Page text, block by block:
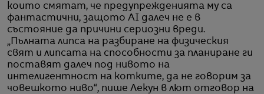
които смятат, че предупрежденията му са
фантастични, защото AI далеч не е в
състояние да причини сериозни вреди.
„Пълната липса на разбиране на физическия
свят и липсата на способности за планиране ги
поставят далеч под нивото на
интелигентност на котките, да не говорим за
човешкото ниво“, пише Лекун в лют отговор на